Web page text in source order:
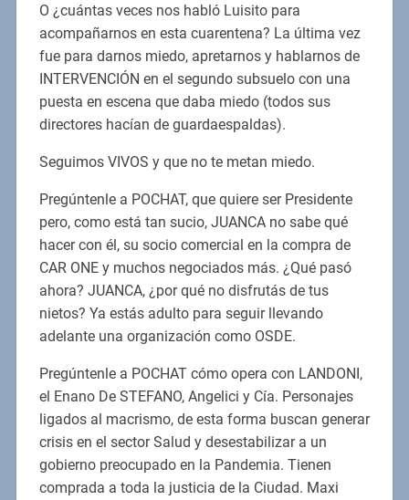
O ¿cuántas veces nos habló Luisito para
acompañarnos en esta cuarentena? La última vez
fue para darnos miedo, apretarnos y hablarnos de
INTERVENCIÓN en el segundo subsuelo con una
puesta en escena que daba miedo (todos sus
directores hacían de guardaespaldas).
Seguimos VIVOS y que no te metan miedo.
Pregúntenle a POCHAT, que quiere ser Presidente
pero, como está tan sucio, JUANCA no sabe qué
hacer con él, su socio comercial en la compra de
CAR ONE y muchos negociados más. ¿Qué pasó
ahora? JUANCA, ¿por qué no disfrutás de tus
nietos? Ya estás adulto para seguir llevando
adelante una organización como OSDE.
Pregúntenle a POCHAT cómo opera con LANDONI,
el Enano De STEFANO, Angelici y Cía. Personajes
ligados al macrismo, de esta forma buscan generar
crisis en el sector Salud y desestabilizar a un
gobierno preocupado en la Pandemia. Tienen
comprada a toda la justicia de la Ciudad. Maxi